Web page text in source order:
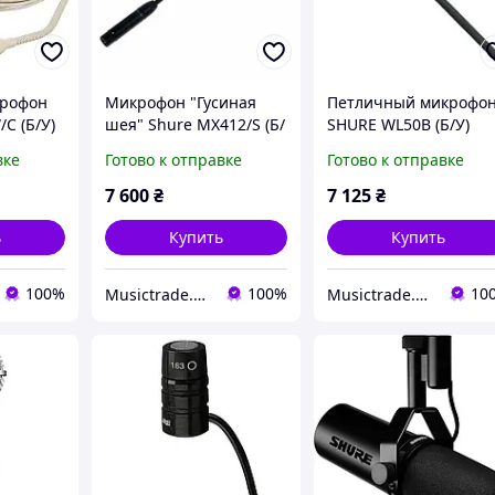
C (Б/У)
100%
Микрофон "Гусиная
шея" Shure MX412/S (Б/
Готово к отправке
7 600₴
Купить
Musictrade.pro 100%
Петличный
SHURE WL50B (Б/У)
Готово к отправке
7 125₴
Купить
Musictrade.pro